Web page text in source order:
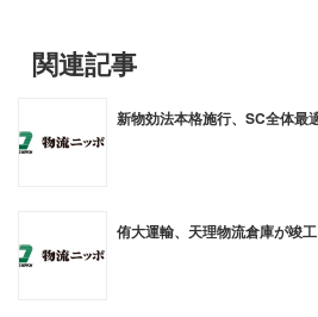
関連記事
新物効法本格施行、SC全体最
侑大運輸、天理物流倉庫が竣工